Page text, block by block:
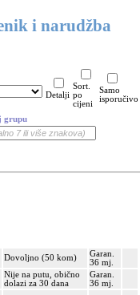
i narudžba
Detalji
Sort.
po
cijeni
Samo
isporučivo
grupu
Dovoljno (50 kom)
Garan.
36 mj.
Nije na putu, obično
dolazi za 30 dana
Garan.
36 mj.